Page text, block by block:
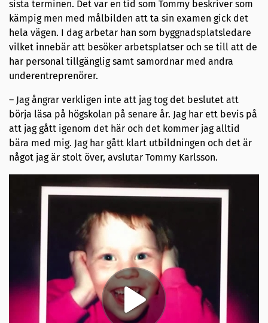
sista terminen. Det var en tid som Tommy beskriver som
kämpig men med målbilden att ta sin examen gick det
hela vägen. I dag arbetar han som byggnadsplatsledare
vilket innebär att besöker arbetsplatser och se till att de
har personal tillgänglig samt samordnar med andra
underentreprenörer.
– Jag ångrar verkligen inte att jag tog det beslutet att
börja läsa på högskolan på senare år. Jag har ett bevis på
att jag gått igenom det här och det kommer jag alltid
bära med mig. Jag har gått klart utbildningen och det är
något jag är stolt över, avslutar Tommy Karlsson.